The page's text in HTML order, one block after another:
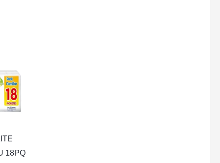
18PQ